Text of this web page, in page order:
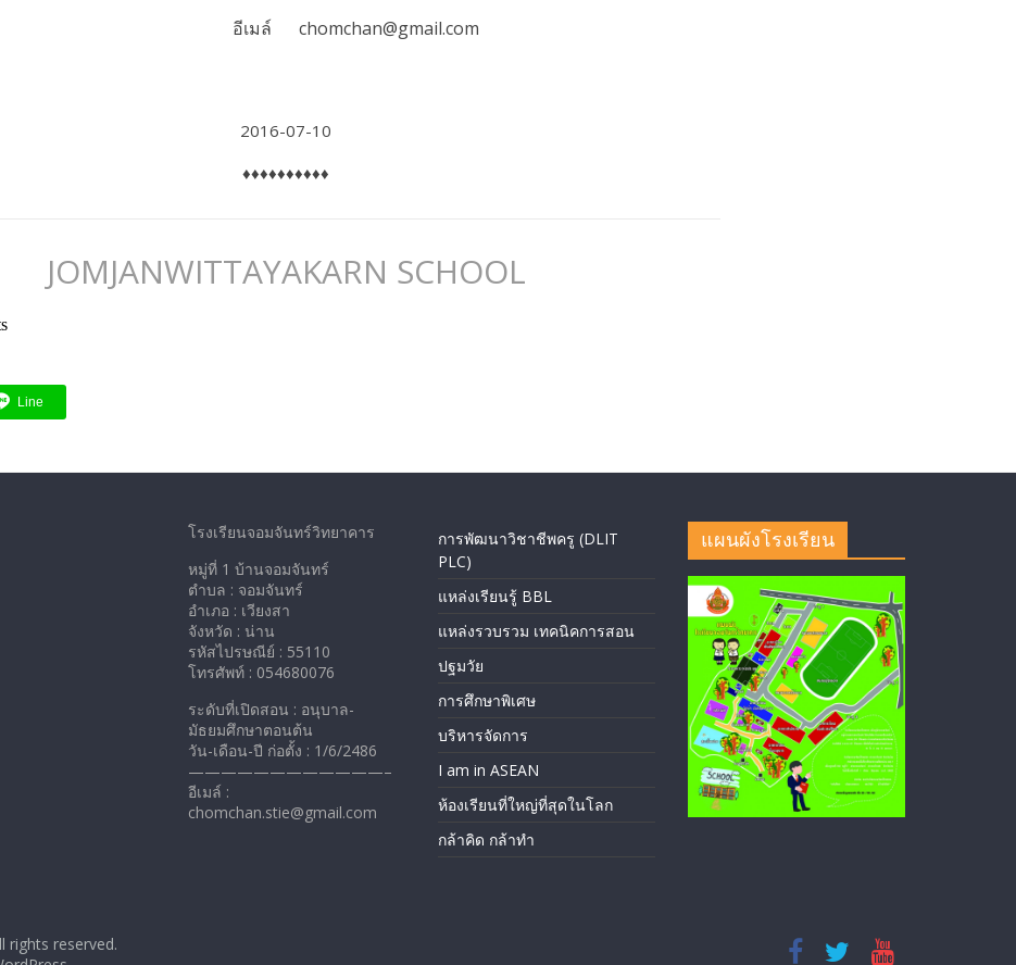
อีเมล์
chomchan@gmail.com
2016-07-10
♦♦♦♦♦♦♦♦♦♦
JOMJANWITTAYAKARN SCHOOL
Line
โรงเรียนจอมจันทร์วิทยาคาร
หมู่ที่ 1 บ้านจอมจันทร์
ตำบล : จอมจันทร์
อำเภอ : เวียงสา
จังหวัด : น่าน
รหัสไปรษณีย์ : 55110
โทรศัพท์ : 054680076
ระดับที่เปิดสอน : อนุบาล-
มัธยมศึกษาตอนต้น
วัน-เดือน-ปี ก่อตั้ง : 1/6/2486
————————————–
อีเมล์ :
chomchan.stie@gmail.com
การพัฒนาวิชาชีพครู (DLIT
PLC)
แหล่งเรียนรู้ BBL
แหล่งรวบรวม เทคนิคการสอน
ปฐมวัย
การศึกษาพิเศษ
บริหารจัดการ
I am in ASEAN
ห้องเรียนที่ใหญ่ที่สุดในโลก
กล้าคิด กล้าทำ
แผนผังโรงเรียน
rights reserved.